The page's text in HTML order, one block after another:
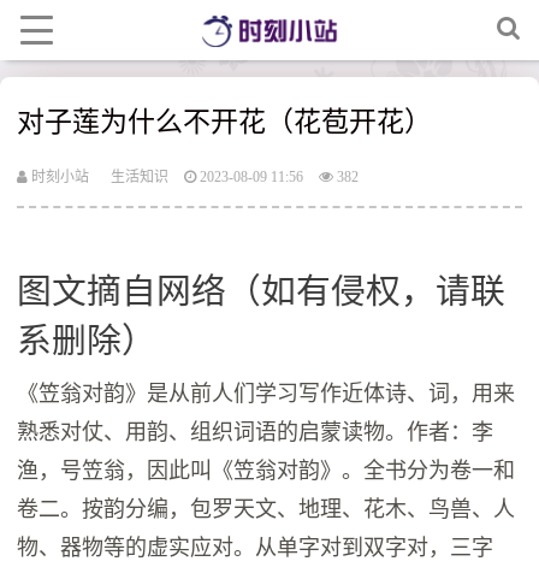
对子莲为什么不开花（花苞开花）
时刻小站 生活知识 2023-08-09 11:56 382
图文摘自网络（如有侵权，请联
系删除）
《笠翁对韵》是从前人们学习写作近体诗、词，用来
熟悉对仗、用韵、组织词语的启蒙读物。作者：李
渔，号笠翁，因此叫《笠翁对韵》。全书分为卷一和
卷二。按韵分编，包罗天文、地理、花木、鸟兽、人
物、器物等的虚实应对。从单字对到双字对，三字